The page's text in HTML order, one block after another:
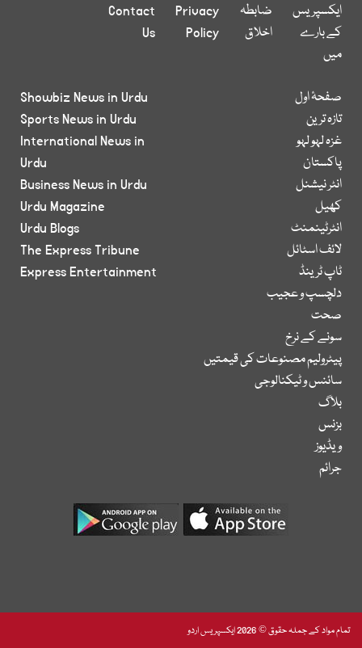
ایکسپریس
کے بارے
میں
ضابطہ
اخلاق
Privacy
Policy
Contact
Us
صفحۂ اول
تازہ ترین
غزہ لہو لہو
پاکستان
انٹر نیشنل
کھیل
انٹرٹینمنٹ
لائف اسٹائل
ٹاپ ٹرینڈ
دلچسپ و عجیب
صحت
سونے کے نرخ
پیٹرولیم مصنوعات کی قیمتیں
سائنس و ٹیکنالوجی
بلاگ
بزنس
ویڈیوز
جرائم
Showbiz News in Urdu
Sports News in Urdu
International News in
Urdu
Business News in Urdu
Urdu Magazine
Urdu Blogs
The Express Tribune
Express Entertainment
تمام مواد کے جملہ حقوق © 2026 ایکسپریس اردو